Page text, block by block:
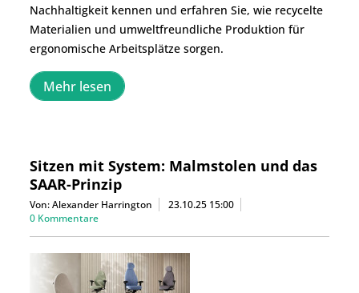
Nachhaltigkeit kennen und erfahren Sie, wie recycelte
Materialien und umweltfreundliche Produktion für
ergonomische Arbeitsplätze sorgen.
Mehr lesen
Sitzen mit System: Malmstolen und das
SAAR-Prinzip
Von: Alexander Harrington
23.10.25 15:00
0 Kommentare